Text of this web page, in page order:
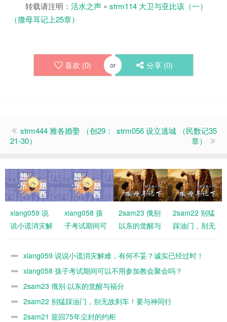
转载请注明： 活水之声 » strm114 大卫与亚比该（一）
（撒母耳记上25章）
喜欢 (0) or 分享 (0)
strm444 雅各婚娶 （创29：
21-30）
strm056 设立逃城 （民数记35
章）
xiang059 说
说小谎消灾解
xiang058 孩
子考试期间可
会聚会吗？
2sam23 俄别·
以东的觉醒与
2sam22 别猛
踩油门，别无
神同行
xiang059 说说小谎消灾解难，有何不妥？诚实已经过时！
xiang058 孩子考试期间可以不用参加教会聚会吗？
2sam23 俄别·以东的觉醒与福分
2sam22 别猛踩油门，别无故刹车！要与神同行
2sam21 迎回75年尘封的约柜